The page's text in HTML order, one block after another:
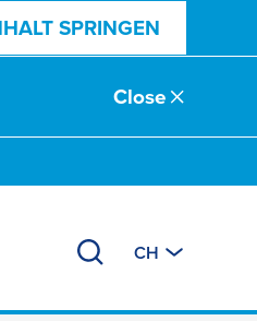
SPRINGEN
Close
CH